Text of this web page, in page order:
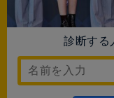
診断する